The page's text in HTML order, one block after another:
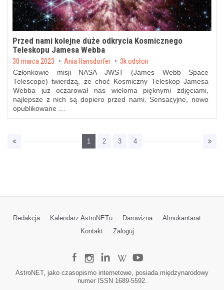
Przed nami kolejne duże odkrycia Kosmicznego
Teleskopu Jamesa Webba
Posted on
30 marca 2023 by Ania Hansdorfer 3k odsłon
Członkowie misji NASA JWST (James Webb Space
Telescope) twierdzą, że choć Kosmiczny Teleskop Jamesa
Webba już oczarował nas wieloma pięknymi zdjęciami,
najlepsze z nich są dopiero przed nami. Sensacyjne, nowo
opublikowane …
1 2 3 4
Redakcja Kalendarz AstroNETu Darowizna
Almukantarat
Kontakt
Zaloguj
AstroNET, jako czasopismo internetowe, posiada międzynarodowy
numer ISSN 1689-5592.